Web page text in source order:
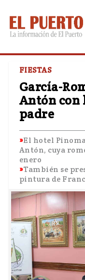
FIESTAS
García-
Antón con
padre
El hotel
Antón, cuya
enero
También se
pintura de